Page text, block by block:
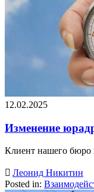
12.02.2025
Изменение
Клиент нашего бюро
 Леонид Никитин
Posted in: